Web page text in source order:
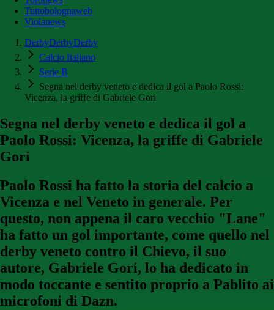
Tuttobolognaweb
Violanews
DerbyDerbyDerby
Calcio Italiano
Serie B
Segna nel derby veneto e dedica il gol a Paolo Rossi:
Vicenza, la griffe di Gabriele Gori
Segna nel derby veneto e dedica il gol a
Paolo Rossi: Vicenza, la griffe di Gabriele
Gori
Paolo Rossi ha fatto la storia del calcio a
Vicenza e nel Veneto in generale. Per
questo, non appena il caro vecchio "Lane"
ha fatto un gol importante, come quello nel
derby veneto contro il Chievo, il suo
autore, Gabriele Gori, lo ha dedicato in
modo toccante e sentito proprio a Pablito ai
microfoni di Dazn.